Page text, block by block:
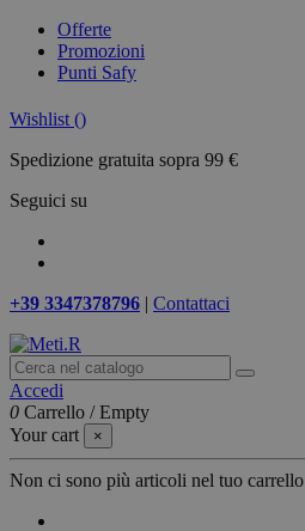
Offerte
Promozioni
Punti Safy
Wishlist ()
Spedizione gratuita sopra 99 €
Seguici su
+39 3347378796 | Contattaci
Accedi
0 Carrello /Empty
Your cart
×
Non ci sono più articoli nel tuo carrello